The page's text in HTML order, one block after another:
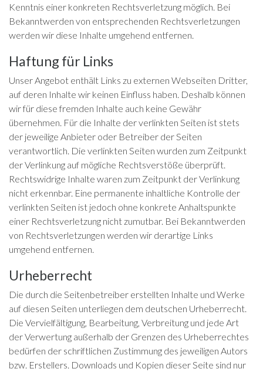
Kenntnis einer konkreten Rechtsverletzung möglich. Bei
Bekanntwerden von entsprechenden Rechtsverletzungen
werden wir diese Inhalte umgehend entfernen.
Haftung für Links
Unser Angebot enthält Links zu externen Webseiten Dritter,
auf deren Inhalte wir keinen Einfluss haben. Deshalb können
wir für diese fremden Inhalte auch keine Gewähr
übernehmen. Für die Inhalte der verlinkten Seiten ist stets
der jeweilige Anbieter oder Betreiber der Seiten
verantwortlich. Die verlinkten Seiten wurden zum Zeitpunkt
der Verlinkung auf mögliche Rechtsverstöße überprüft.
Rechtswidrige Inhalte waren zum Zeitpunkt der Verlinkung
nicht erkennbar. Eine permanente inhaltliche Kontrolle der
verlinkten Seiten ist jedoch ohne konkrete Anhaltspunkte
einer Rechtsverletzung nicht zumutbar. Bei Bekanntwerden
von Rechtsverletzungen werden wir derartige Links
umgehend entfernen.
Urheberrecht
Die durch die Seitenbetreiber erstellten Inhalte und Werke
auf diesen Seiten unterliegen dem deutschen Urheberrecht.
Die Vervielfältigung, Bearbeitung, Verbreitung und jede Art
der Verwertung außerhalb der Grenzen des Urheberrechtes
bedürfen der schriftlichen Zustimmung des jeweiligen Autors
bzw. Erstellers. Downloads und Kopien dieser Seite sind nur